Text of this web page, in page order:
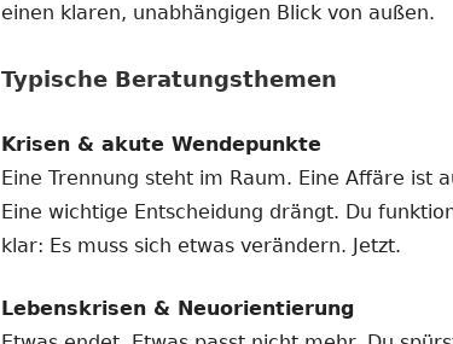
einen klaren, unabhängigen Blick von außen.
Typische Beratungsthemen
Krisen & akute Wendepunkte
Eine Trennung steht im Raum. Eine Affäre ist
Eine wichtige Entscheidung drängt. Du
klar: Es muss sich etwas verändern. Jetzt.
Lebenskrisen & Neuorientierung